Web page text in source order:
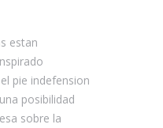
estan
pie indefension
posibilidad
sobre la